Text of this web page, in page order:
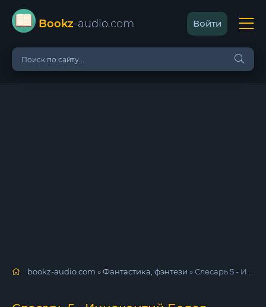
Bookz-audio.com Войти
bookz-audio.com »Фантастика, фэнтези » Слесарь 5 - Иннокентий Белов